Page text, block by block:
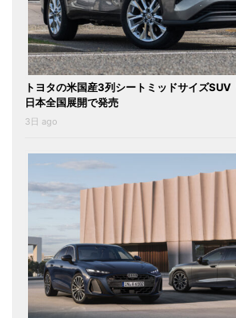
トヨタの米国産3列シートミッドサイズSUV
日本全国展開で発売
3日 ago